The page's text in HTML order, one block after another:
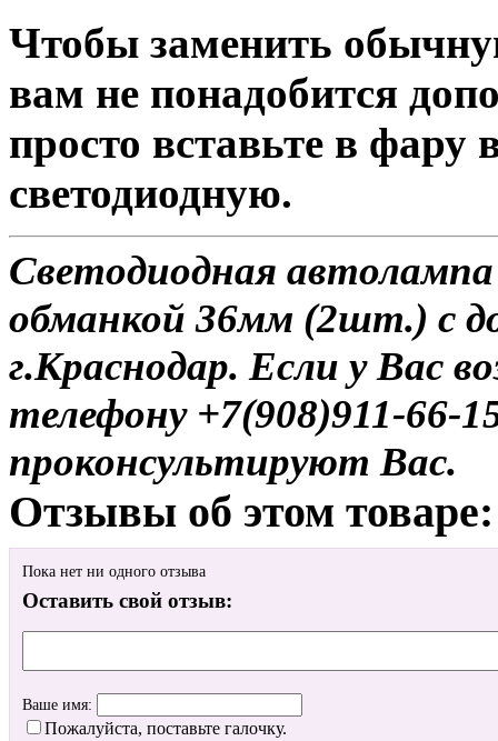
Чтобы заменить
вам не понадобится
просто вставьте в
светодиодную.
Светодиодная
обманкой 36мм (2шт.) с
г.Краснодар. Если у Вас
телефону +7(908)911-
проконсультируют Вас.
Отзывы об этом товаре:
Пока нет ни одного отзыва
Оставить свой отзыв:
Ваше имя:
Пожалуйста, поставьте галочку.